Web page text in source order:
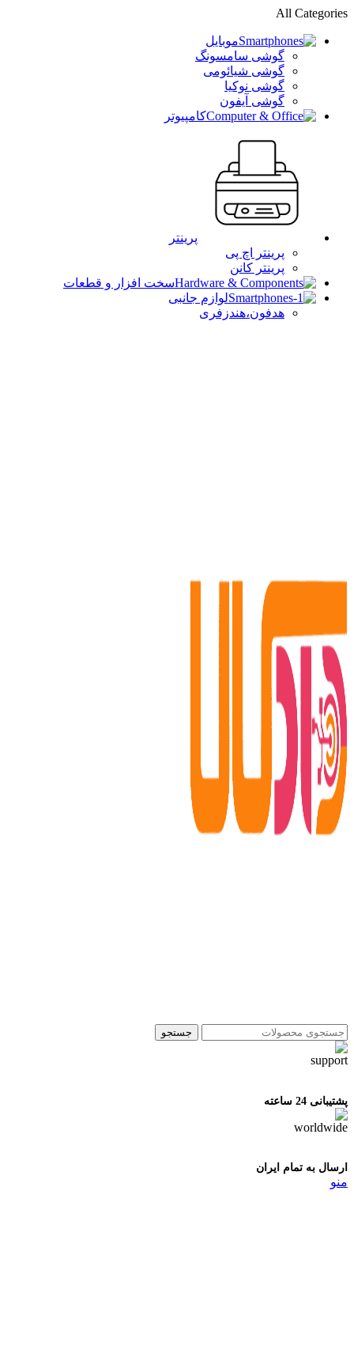
All Categories
موبایل
گوشی سامسونگ
گوشی شیائومی
گوشی نوکیا
گوشی آیفون
کامپیوتر
پرینتر
پرینتر اچ پی
پرینتر کانن
سخت افزار و قطعات
لوازم جانبی
هدفون،هندزفری
جستجو
پشتیبانی 24 ساعته
ارسال به تمام ایران
منو